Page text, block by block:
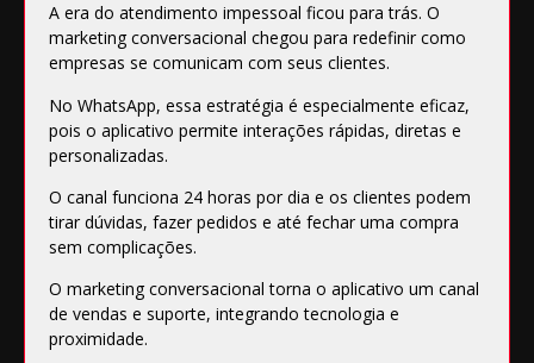
A era do atendimento impessoal ficou para trás. O
marketing conversacional chegou para redefinir como
empresas se comunicam com seus clientes.
No WhatsApp, essa estratégia é especialmente eficaz,
pois o aplicativo permite interações rápidas, diretas e
personalizadas.
O canal funciona 24 horas por dia e os clientes podem
tirar dúvidas, fazer pedidos e até fechar uma compra
sem complicações.
O marketing conversacional torna o aplicativo um canal
de vendas e suporte, integrando tecnologia e
proximidade.